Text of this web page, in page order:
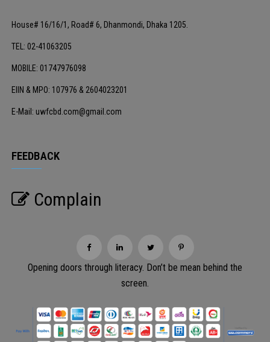
House# 16/16/1, Road# 6, Dhanmondi, Dhaka 1205.
TEL: 02-41063205
MOBILE: 01747976098
EIIN & MPO: 107976 & 2604023201
E-Mail: uwfcbd.com@gmail.com
FEEDBACK
Complain
Opening doors through literacy. Don’t be mean behind the
screen.